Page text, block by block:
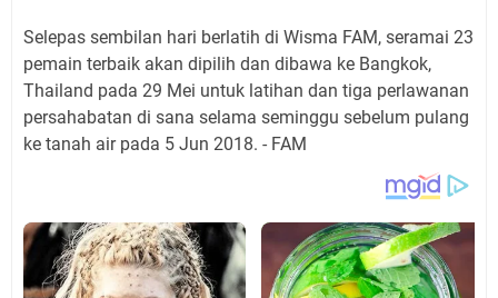
Selepas sembilan hari berlatih di Wisma FAM, seramai 23
pemain terbaik akan dipilih dan dibawa ke Bangkok,
Thailand pada 29 Mei untuk latihan dan tiga perlawanan
persahabatan di sana selama seminggu sebelum pulang
ke tanah air pada 5 Jun 2018. - FAM